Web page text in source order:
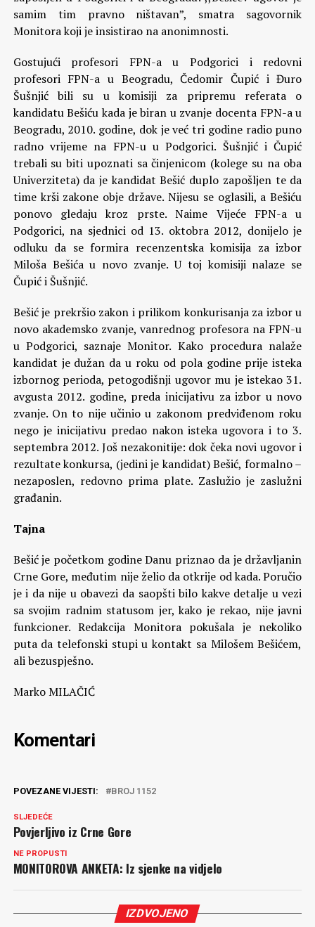
samim tim pravno ništavan”, smatra sagovornik
Monitora koji je insistirao na anonimnosti.
Gostujući profesori FPN-a u Podgorici i redovni
profesori FPN-a u Beogradu, Čedomir Čupić i Đuro
Šušnjić bili su u komisiji za pripremu referata o
kandidatu Bešiću kada je biran u zvanje docenta FPN-a u
Beogradu, 2010. godine, dok je već tri godine radio puno
radno vrijeme na FPN-u u Podgorici. Šušnjić i Čupić
trebali su biti upoznati sa činjenicom (kolege su na oba
Univerziteta) da je kandidat Bešić duplo zapošljen te da
time krši zakone obje države. Nijesu se oglasili, a Bešiću
ponovo gledaju kroz prste. Naime Vijeće FPN-a u
Podgorici, na sjednici od 13. oktobra 2012, donijelo je
odluku da se formira recenzentska komisija za izbor
Miloša Bešića u novo zvanje. U toj komisiji nalaze se
Čupić i Šušnjić.
Bešić je prekršio zakon i prilikom konkurisanja za izbor u
novo akademsko zvanje, vanrednog profesora na FPN-u
u Podgorici, saznaje Monitor. Kako procedura nalaže
kandidat je dužan da u roku od pola godine prije isteka
izbornog perioda, petogodišnji ugovor mu je istekao 31.
avgusta 2012. godine, preda inicijativu za izbor u novo
zvanje. On to nije učinio u zakonom predviđenom roku
nego je inicijativu predao nakon isteka ugovora i to 3.
septembra 2012. Još nezakonitije: dok čeka novi ugovor i
rezultate konkursa, (jedini je kandidat) Bešić, formalno –
nezaposlen, redovno prima plate. Zaslužio je zaslužni
građanin.
Tajna
Bešić je početkom godine Danu priznao da je državljanin
Crne Gore, međutim nije želio da otkrije od kada. Poručio
je i da nije u obavezi da saopšti bilo kakve detalje u vezi
sa svojim radnim statusom jer, kako je rekao, nije javni
funkcioner. Redakcija Monitora pokušala je nekoliko
puta da telefonski stupi u kontakt sa Milošem Bešićem,
ali bezuspješno.
Marko MILAČIĆ
Komentari
POVEZANE VIJESTI: BROJ 1152
SLJEDEĆE
Povjerljivo iz Crne Gore
NE PROPUSTI
MONITOROVA ANKETA: Iz sjenke na vidjelo
IZDVOJENO